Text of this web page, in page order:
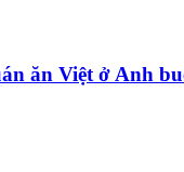
ăn Việt ở Anh